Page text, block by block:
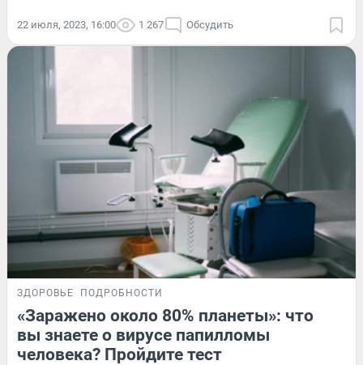
22 июля, 2023, 16:00 1 267 Обсудить
ЗДОРОВЬЕ ПОДРОБНОСТИ
«Заражено около 80% планеты»: что
вы знаете о вирусе папилломы
человека? Пройдите тест